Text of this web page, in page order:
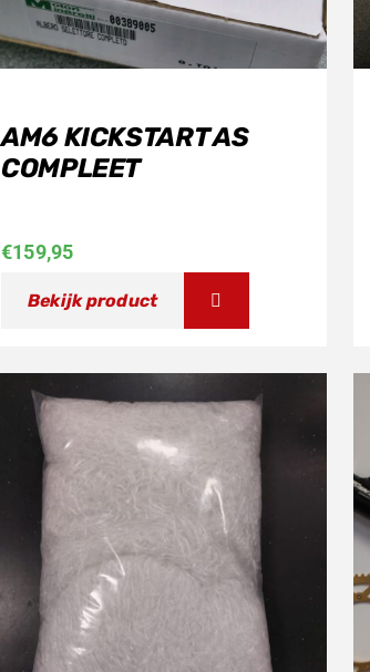
AM6 KICKSTART AS
COMPLEET
€159,95
Bekijk product